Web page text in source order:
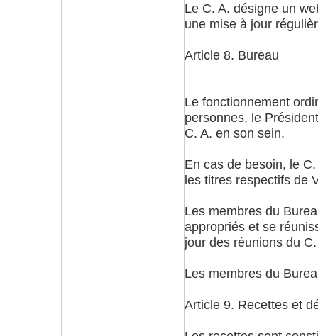
Le C. A. désigne un
une mise à jour
Article 8. Bureau
Le fonctionnement
personnes, le
C. A. en son sein.
En cas de besoin, le
les titres respectifs de
Les membres du
appropriés et se
jour des réunions du
Les membres du
Article 9. Recettes et